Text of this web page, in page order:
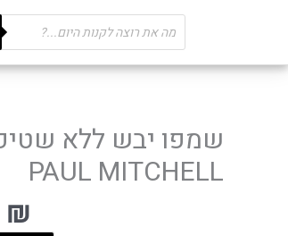
Products
search
PAUL MITCHELL
₪